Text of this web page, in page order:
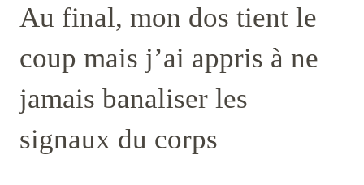
Au final, mon dos tient le
coup mais j’ai appris à ne
jamais banaliser les
signaux du corps